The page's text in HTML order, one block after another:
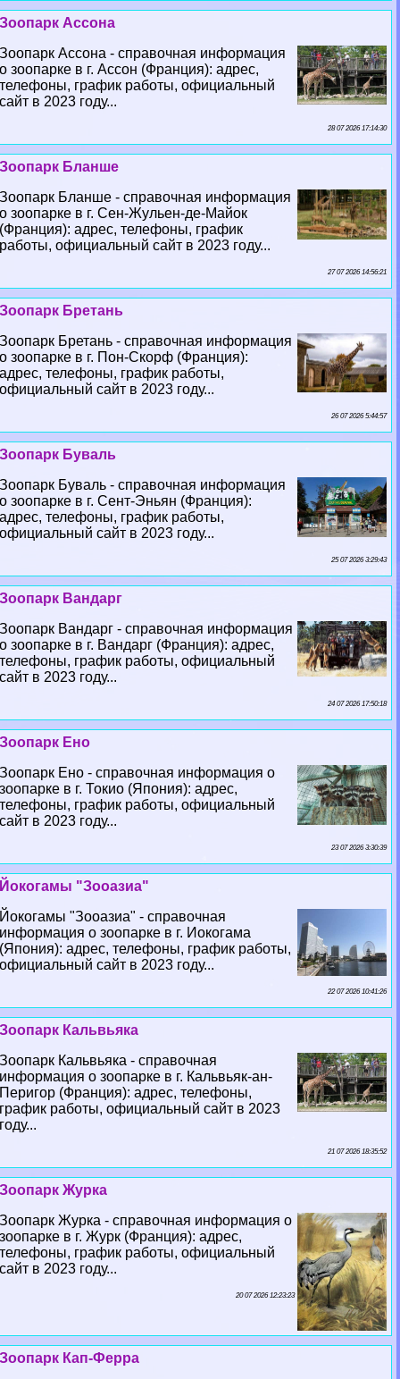
Зоопарк Ассона
Зоопарк Ассона - справочная информация
о зоопарке в г. Ассон (Франция): адрес,
телефоны, график работы, официальный
сайт в 2023 году...
28 07 2026 17:14:30
Зоопарк Бланше
Зоопарк Бланше - справочная информация
о зоопарке в г. Сен-Жульен-де-Майок
(Франция): адрес, телефоны, график
работы, официальный сайт в 2023 году...
27 07 2026 14:56:21
Зоопарк Бретань
Зоопарк Бретань - справочная информация
о зоопарке в г. Пон-Скорф (Франция):
адрес, телефоны, график работы,
официальный сайт в 2023 году...
26 07 2026 5:44:57
Зоопарк Буваль
Зоопарк Буваль - справочная информация
о зоопарке в г. Сент-Эньян (Франция):
адрес, телефоны, график работы,
официальный сайт в 2023 году...
25 07 2026 3:29:43
Зоопарк Вандарг
Зоопарк Вандарг - справочная информация
о зоопарке в г. Вандарг (Франция): адрес,
телефоны, график работы, официальный
сайт в 2023 году...
24 07 2026 17:50:18
Зоопарк Ено
Зоопарк Ено - справочная информация о
зоопарке в г. Токио (Япония): адрес,
телефоны, график работы, официальный
сайт в 2023 году...
23 07 2026 3:30:39
Йокогамы "Зооазиа"
Йокогамы "Зооазиа" - справочная
информация о зоопарке в г. Иокогама
(Япония): адрес, телефоны, график работы,
официальный сайт в 2023 году...
22 07 2026 10:41:26
Зоопарк Кальвьяка
Зоопарк Кальвьяка - справочная
информация о зоопарке в г. Кальвьяк-ан-
Перигор (Франция): адрес, телефоны,
график работы, официальный сайт в 2023
году...
21 07 2026 18:35:52
Зоопарк Журка
Зоопарк Журка - справочная информация о
зоопарке в г. Журк (Франция): адрес,
телефоны, график работы, официальный
сайт в 2023 году...
20 07 2026 12:23:23
Зоопарк Кап-Ферра